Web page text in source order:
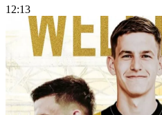
12:13